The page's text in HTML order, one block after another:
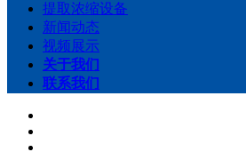
提取浓缩设备
新闻动态
视频展示
关于我们
联系我们